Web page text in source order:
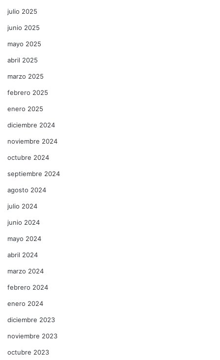
julio 2025
junio 2025
mayo 2025
abril 2025
marzo 2025
febrero 2025
enero 2025
diciembre 2024
noviembre 2024
octubre 2024
septiembre 2024
agosto 2024
julio 2024
junio 2024
mayo 2024
abril 2024
marzo 2024
febrero 2024
enero 2024
diciembre 2023
noviembre 2023
octubre 2023